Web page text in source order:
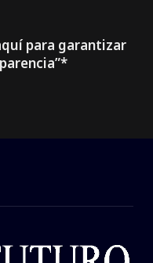
para garantizar